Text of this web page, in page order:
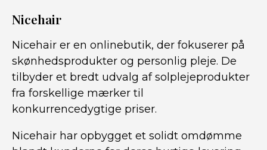
Nicehair
Nicehair er en onlinebutik, der fokuserer på
skønhedsprodukter og personlig pleje. De
tilbyder et bredt udvalg af solplejeprodukter
fra forskellige mærker til
konkurrencedygtige priser.
Nicehair har opbygget et solidt omdømme